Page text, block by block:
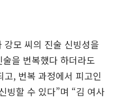
모 씨의 진술 신빙성을
을 번복했다 하더라도
, 번복 과정에서 피고인
빙할 수 있다”며 “김 여사